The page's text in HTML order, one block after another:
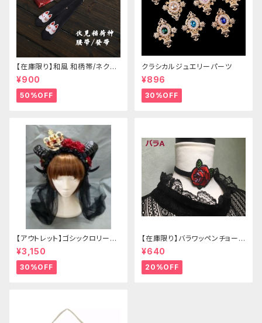
【在庫限り】和風 和柄帯/ネクタ
イ/リボン（狐面/金魚
¥900
50%OFF
クラシカルジュエリーパーツ
¥896
30%OFF
【アウトレット】ゴシックロリータ
ゴールドクラウン＆ホーン(ヴェ
ール付き)
¥3,150
30%OFF
【在庫限り】バラワッペンチョーカ
ー
¥640
20%OFF